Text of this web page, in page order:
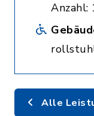
Anzahl:
Alle